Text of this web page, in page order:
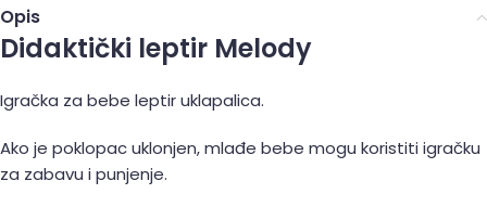
Opis
Didaktički leptir Melody
Igračka za bebe leptir uklapalica.
Ako je poklopac uklonjen, mlađe bebe mogu koristiti igračku
za zabavu i punjenje.